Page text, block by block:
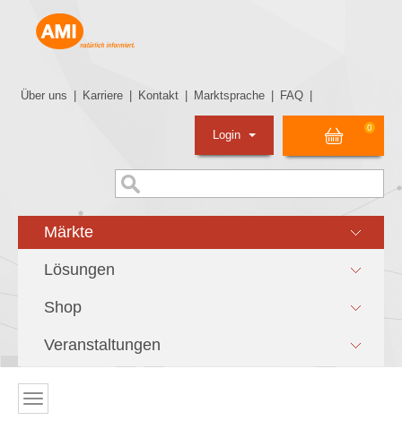
Über uns Karriere Kontakt Marktsprache FAQ
0
Login
Märkte
Lösungen
Shop
Veranstaltungen